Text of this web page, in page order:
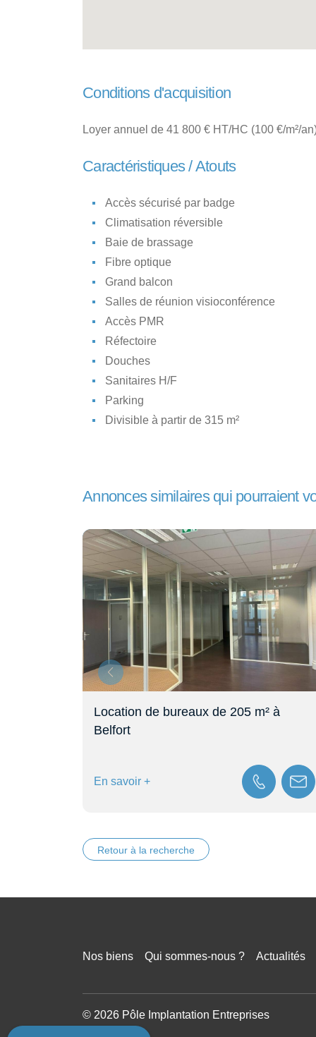
Conditions d'acquisition
Loyer annuel de 41 800 € HT/HC (100 €/m²/
Caractéristiques / Atouts
Accès sécurisé par badge
Climatisation réversible
Baie de brassage
Fibre optique
Grand balcon
Salles de réunion visioconférence
Accès PMR
Réfectoire
Douches
Sanitaires H/F
Parking
Divisible à partir de 315 m²
Annonces similaires qui pourraient
Location de bureaux de 205 m² à
Retour à la recherche
Nos biens Qui sommes-nous ? Actualités
© 2026 Pôle Implantation Entreprises